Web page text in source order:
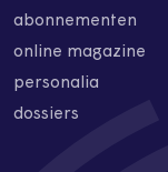
abonnementen
online magazine
personalia
dossiers